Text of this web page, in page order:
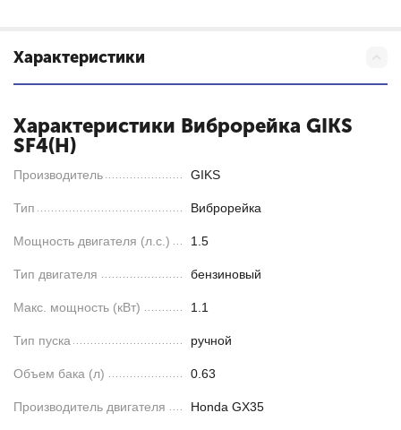
Характеристики
Характеристики Виброрейка GIKS
SF4(H)
Производитель GIKS
Тип Виброрейка
Мощность двигателя (л.с.) 1.5
Тип двигателя бензиновый
Макс. мощность (кВт) 1.1
Тип пуска ручной
Объем бака (л) 0.63
Производитель двигателя Honda GX35